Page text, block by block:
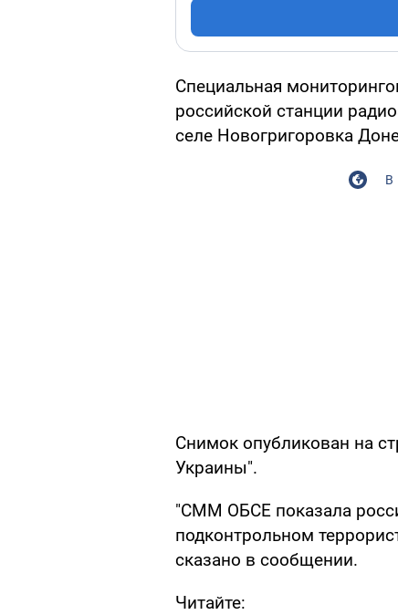
Специальная
российской станции
селе Новогригоровка
Снимок опубликован на
Украины".
"СММ ОБСЕ показала
подконтрольном
сказано в сообщении.
Читайте: